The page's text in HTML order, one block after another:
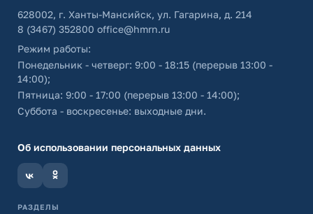
628002, г. Ханты-Мансийск, ул. Гагарина, д. 214
8 (3467) 352800 office@hmrn.ru
Режим работы:
Понедельник - четверг: 9:00 - 18:15 (перерыв 13:00 -
14:00);
Пятница: 9:00 - 17:00 (перерыв 13:00 - 14:00);
Суббота - воскресенье: выходные дни.
Об использовании персональных данных
РАЗДЕЛЫ